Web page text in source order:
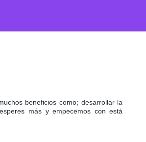
beneficios como; desarrollar la
más y empecemos con está